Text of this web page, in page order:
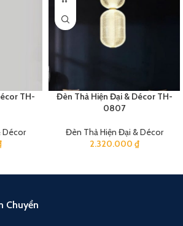
TH-
Décor
Đèn Thả Hiện Đại & Décor TH-
0807
Đèn Thả Hiện Đại & Décor
2.320.000 ₫
Chuyển